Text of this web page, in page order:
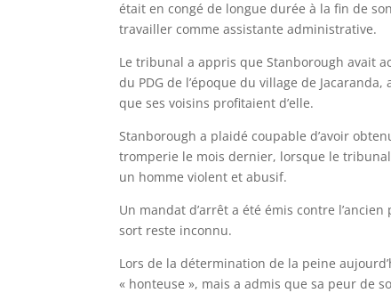
était en congé de longue durée à la fin de
travailler comme assistante administrative.
Le tribunal a appris que Stanborough avait
du PDG de l’époque du village de
que ses voisins profitaient d’elle.
Stanborough a plaidé coupable d’avoir
tromperie le mois dernier, lorsque le
un homme violent et abusif.
Un mandat d’arrêt a été émis contre
sort reste inconnu.
Lors de la détermination de la peine
« honteuse », mais a admis que sa peur de